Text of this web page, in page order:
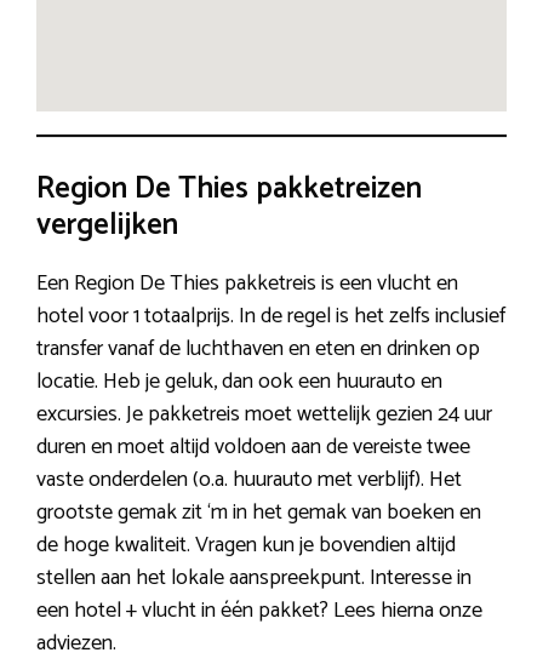
Region De Thies pakketreizen
vergelijken
Een Region De Thies pakketreis is een vlucht en
hotel voor 1 totaalprijs. In de regel is het zelfs inclusief
transfer vanaf de luchthaven en eten en drinken op
locatie. Heb je geluk, dan ook een huurauto en
excursies. Je pakketreis moet wettelijk gezien 24 uur
duren en moet altijd voldoen aan de vereiste twee
vaste onderdelen (o.a. huurauto met verblijf). Het
grootste gemak zit ‘m in het gemak van boeken en
de hoge kwaliteit. Vragen kun je bovendien altijd
stellen aan het lokale aanspreekpunt. Interesse in
een hotel + vlucht in één pakket? Lees hierna onze
adviezen.